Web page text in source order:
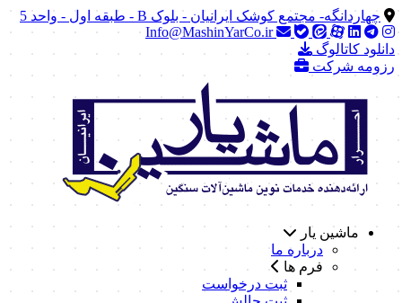
چهاردانگه- مجتمع کوشک ایرانیان - بلوک B - طبقه اول - واحد 5
Info@MashinYarCo.ir
دانلود کاتالوگ
رزومه شرکت
ماشین یار
درباره ما
فرم ها
ثبت درخواست